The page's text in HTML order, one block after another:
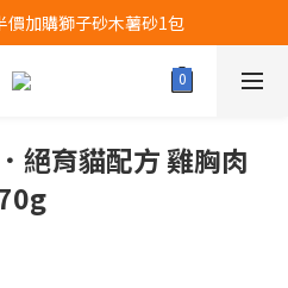
折！立即點擊火速搶購
價加購獅子砂木薯砂1包
8折！立即點擊火速搶購
絕育貓配方 雞胸肉